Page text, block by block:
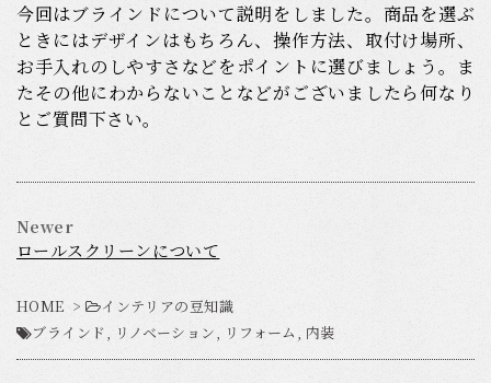
今回はブラインドについて説明をしました。商品を選ぶ
ときにはデザインはもちろん、操作方法、取付け場所、
お手入れのしやすさなどをポイントに選びましょう。ま
たその他にわからないことなどがございましたら何なり
とご質問下さい。
Newer
ロールスクリーンについて
HOME >
インテリアの豆知識
ブラインド, リノベーション, リフォーム , 内装